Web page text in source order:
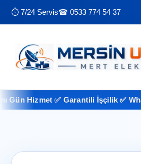
⏱ 7/24 Servis☎ 0533 774 54 37
Hizmet ✅ Garantili İşçilik ✅